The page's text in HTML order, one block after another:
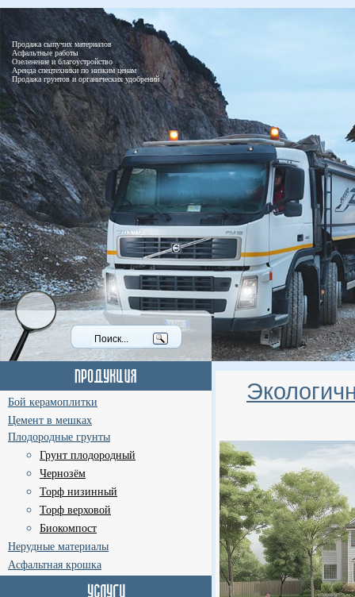
Продажа сыпучих материалов
Асфальтные работы
Озеленение и благоустройство
Аренда спецтехники по низким ценам
Продажа грунтов и органических удобрений
Бой керамоплитки
Цемент в мешках
Плодородные грунты
Грунт плодородный
Чернозём
Торф низинный
Торф верховой
Биокомпост
Нерудные материалы
Асфальтная крошка